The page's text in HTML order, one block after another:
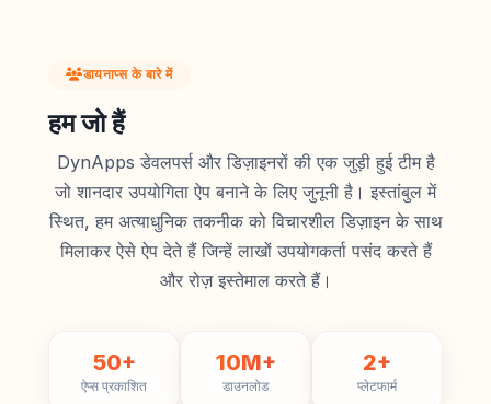
डायनाप्स के बारे में
हम जो हैं
DynApps डेवलपर्स और डिज़ाइनरों की एक जुड़ी हुई टीम है
जो शानदार उपयोगिता ऐप बनाने के लिए जुनूनी है। इस्तांबुल में
स्थित, हम अत्याधुनिक तकनीक को विचारशील डिज़ाइन के साथ
मिलाकर ऐसे ऐप देते हैं जिन्हें लाखों उपयोगकर्ता पसंद करते हैं
और रोज़ इस्तेमाल करते हैं।
50+
ऐप्स प्रकाशित
10M+
डाउनलोड
2+
प्लेटफार्म